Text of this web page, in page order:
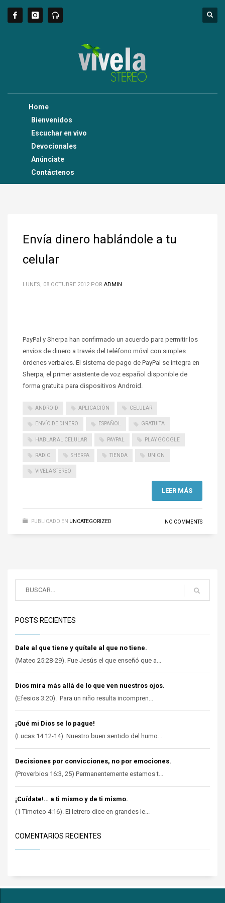
Home
Bienvenidos
Escuchar en vivo
Devocionales
Anúnciate
Contáctenos
Envía dinero hablándole a tu
celular
LUNES, 08 OCTUBRE 2012 POR ADMIN
PayPal y Sherpa han confirmado un acuerdo para permitir los
envíos de dinero a través del teléfono móvil con simples
órdenes verbales. El sistema de pago de PayPal se integra en
Sherpa, el primer asistente de voz español disponible de
forma gratuita para dispositivos Android.
ANDROID APLICACIÓN CELULAR
ENVÍO DE DINERO ESPAÑOL GRATUITA
HABLAR AL CELULAR PAYPAL PLAY GOOGLE
RADIO SHERPA TIENDA UNION
VIVELA STEREO
LEER MÁS
PUBLICADO EN UNCATEGORIZED NO COMMENTS
POSTS RECIENTES
Dale al que tiene y quítale al que no tiene.
(Mateo 25:28-29). Fue Jesús el que enseñó que a...
Dios mira más allá de lo que ven nuestros ojos.
(Efesios 3:20). Para un niño resulta incompren...
¡Qué mi Dios se lo pague!
(Lucas 14:12-14). Nuestro buen sentido del humo...
Decisiones por convicciones, no por emociones.
(Proverbios 16:3, 25) Permanentemente estamos t...
¡Cuídate!… a ti mismo y de ti mismo.
(1 Timoteo 4:16). El letrero dice en grandes le...
COMENTARIOS RECIENTES